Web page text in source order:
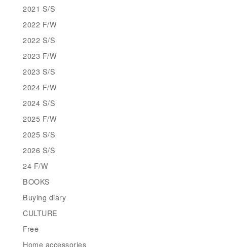
2021 S/S
2022 F/W
2022 S/S
2023 F/W
2023 S/S
2024 F/W
2024 S/S
2025 F/W
2025 S/S
2026 S/S
24 F/W
BOOKS
Buying diary
CULTURE
Free
Home accessories